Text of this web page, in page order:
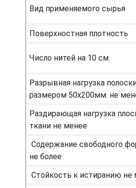
Вид применяемого сырья
Поверхностная плотность
Число нитей на 10 см.
Разрывная нагрузка
размером 50х200мм. не
Раздирающая нагрузка
ткани не менее
Содержание свободного
не более
Стойкость к истиранию не